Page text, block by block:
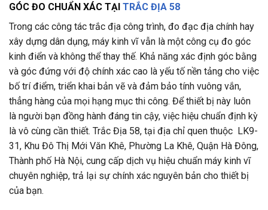
GÓC ĐO CHUẨN XÁC TẠI TRẮC ĐỊA 58
Trong các công tác trắc địa công trình, đo đạc địa chính hay
xây dựng dân dụng, máy kinh vĩ vẫn là một công cụ đo góc
kinh điển và không thể thay thế. Khả năng xác định góc bằng
và góc đứng với độ chính xác cao là yếu tố nền tảng cho việc
bố trí điểm, triển khai bản vẽ và đảm bảo tính vuông vắn,
thẳng hàng của mọi hạng mục thi công. Để thiết bị này luôn
là người bạn đồng hành đáng tin cậy, việc hiệu chuẩn định kỳ
là vô cùng cần thiết. Trắc Địa 58, tại địa chỉ quen thuộc LK9-
31, Khu Đô Thị Mới Văn Khê, Phường La Khê, Quận Hà Đông,
Thành phố Hà Nội, cung cấp dịch vụ hiệu chuẩn máy kinh vĩ
chuyên nghiệp, trả lại sự chính xác nguyên bản cho thiết bị
của bạn.